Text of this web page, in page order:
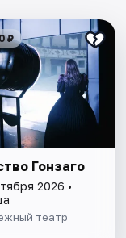
₽
Гонзаго
2026 •
театр